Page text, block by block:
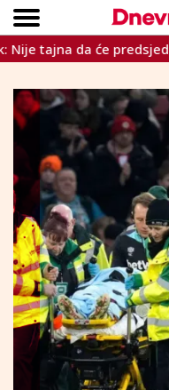
da će predsjednik